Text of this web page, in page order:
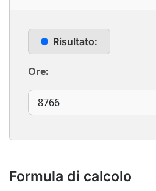
Risultato:
Ore:
Formula di calcolo